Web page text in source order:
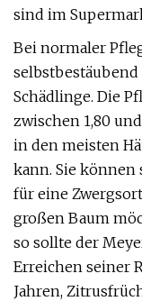
sind im
Bei normaler
Schädlinge. Die
zwischen 1,80
in den meisten
kann. Sie können
für eine
großen Baum
so sollte der
Erreichen seiner
Jahren,